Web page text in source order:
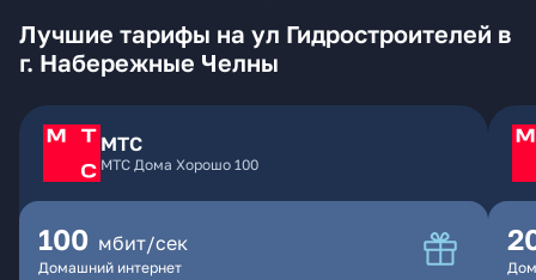
Лучшие тарифы на ул Гидростроителей в
г. Набережные Челны
МТС
МТС Дома Хорошо 100
100 мбит/сек
Домашний интернет